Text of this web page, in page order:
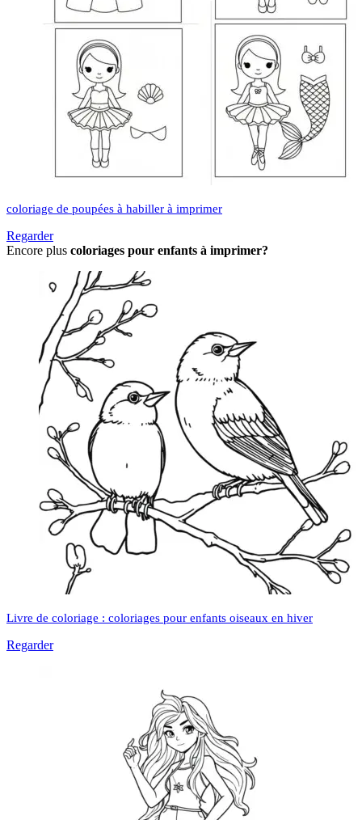
coloriage de poupées à habiller à imprimer
Regarder
Encore plus coloriages pour enfants à imprimer?
Livre de coloriage : coloriages pour enfants oiseaux en hiver
Regarder